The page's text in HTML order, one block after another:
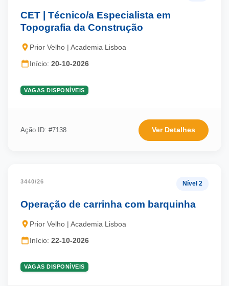
CET | Técnico/a Especialista em
Topografia da Construção
Prior Velho | Academia Lisboa
Início: 20-10-2026
VAGAS DISPONÍVEIS
Ação ID: #7138 Ver Detalhes
3440/26 Nível 2
Operação de carrinha com barquinha
Prior Velho | Academia Lisboa
Início: 22-10-2026
VAGAS DISPONÍVEIS